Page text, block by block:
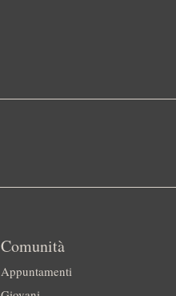
Comunità
Appuntamenti